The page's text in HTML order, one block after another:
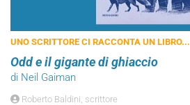
UNO SCRITTORE CI RACCONTA UN LIBRO...
Odd e il gigante di ghiaccio
di Neil Gaiman
Roberto Baldini, scrittore